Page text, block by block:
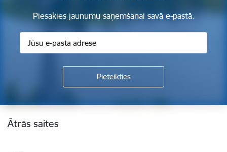
Piesakies jaunumu saņemšanai savā e-pastā.
Kājene
Ātrās saites